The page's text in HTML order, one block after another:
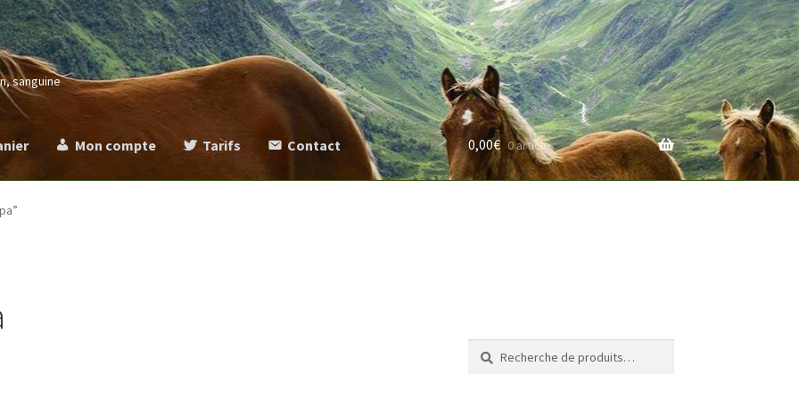
sanguine
Mon compte Tarifs Contact 0,00€ 0 article
Recherche
pour :
Recherche